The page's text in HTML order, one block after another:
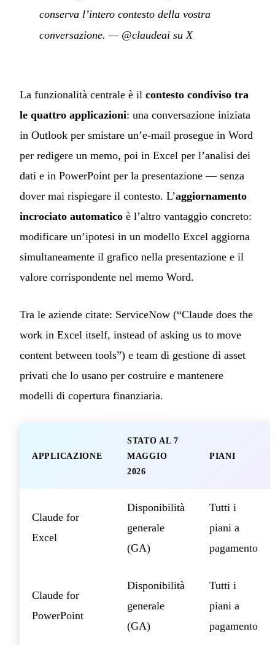
conserva l’intero contesto della vostra
conversazione. — @claudeai su X
La funzionalità centrale è il contesto condiviso tra
le quattro applicazioni: una conversazione iniziata
in Outlook per smistare un’e-mail prosegue in Word
per redigere un memo, poi in Excel per l’analisi dei
dati e in PowerPoint per la presentazione — senza
dover mai rispiegare il contesto. L’aggiornamento
incrociato automatico è l’altro vantaggio concreto:
modificare un’ipotesi in un modello Excel aggiorna
simultaneamente il grafico nella presentazione e il
valore corrispondente nel memo Word.
Tra le aziende citate: ServiceNow (“Claude does the
work in Excel itself, instead of asking us to move
content between tools”) e team di gestione di asset
privati che lo usano per costruire e mantenere
modelli di copertura finanziaria.
APPLICAZIONE
STATO AL 7
MAGGIO
2026
PIANI
Claude for
Excel
Disponibilità
generale
(GA)
Tutti i
piani a
pagamento
Claude for
PowerPoint
Disponibilità
generale
(GA)
Tutti i
piani a
pagamento